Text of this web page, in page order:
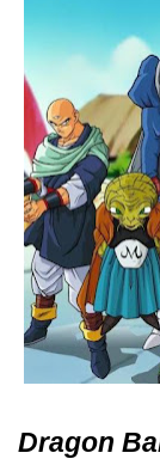
Dragon